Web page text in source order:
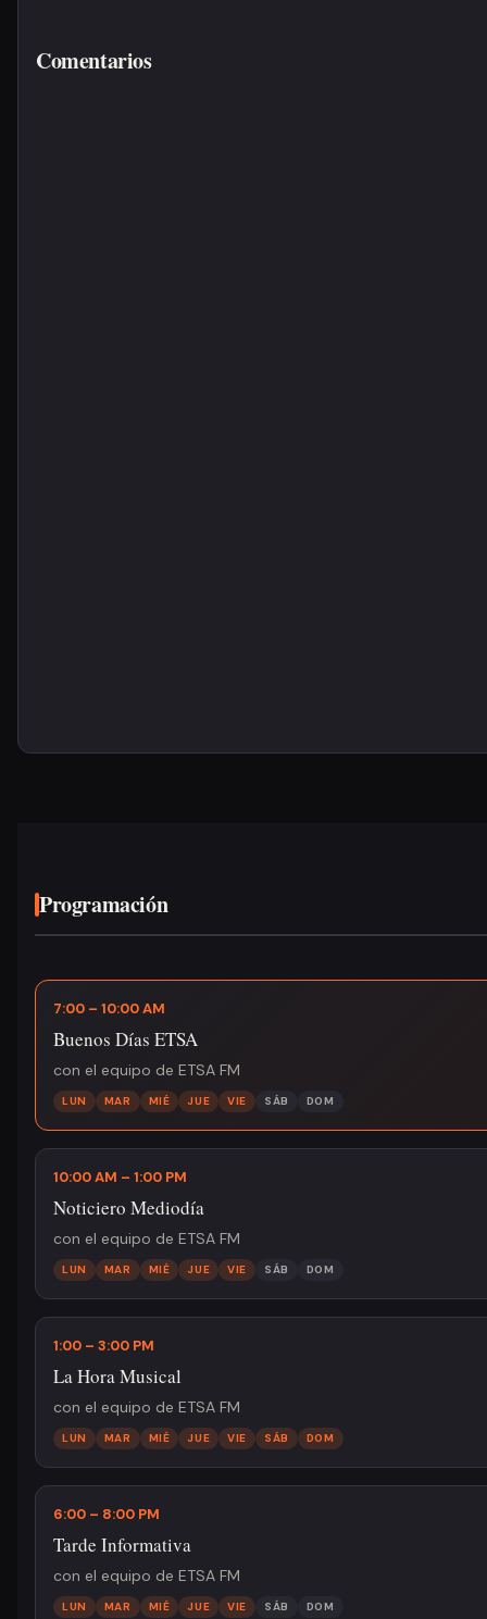
Comentarios
Programación
7:00 – 10:00 AM
Buenos Días ETSA
con el equipo de ETSA FM
LUN MAR MIÉ JUE VIE SÁB DOM
10:00 AM – 1:00 PM
Noticiero Mediodía
con el equipo de ETSA FM
LUN MAR MIÉ JUE VIE SÁB DOM
1:00 – 3:00 PM
La Hora Musical
con el equipo de ETSA FM
LUN MAR MIÉ JUE VIE SÁB DOM
6:00 – 8:00 PM
Tarde Informativa
con el equipo de ETSA FM
LUN MAR MIÉ JUE VIE SÁB DOM